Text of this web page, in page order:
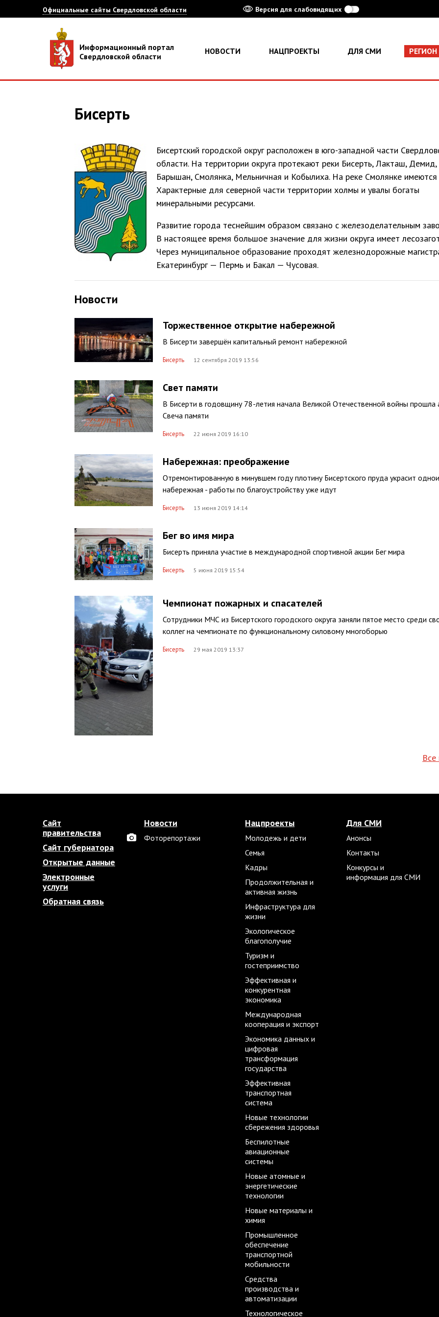
Официальные сайты Свердловской области Версия для слабовидящих
Информационный портал
Свердловской области
НОВОСТИ НАЦПРОЕКТЫ ДЛЯ СМИ РЕГИОН
Бисерть
Бисертский городской округ расположен в юго-западной части
области. На территории округа протекают реки Бисерть, Лакташ, Демид,
Барышан, Смолянка, Мельничная и Кобылиха. На реке Смолянке имеются
Характерные для северной части территории холмы и увалы богаты
минеральными ресурсами.
Развитие города теснейшим образом связано с железоделательным
В настоящее время большое значение для жизни округа имеет
Через муниципальное образование проходят железнодорожные
Екатеринбург — Пермь и Бакал — Чусовая.
Новости
Торжественное открытие набережной
В Бисерти завершён капитальный ремонт набережной
Бисерть 12 сентября 2019 13:56
Свет памяти
В Бисерти в годовщину 78-летия начала Великой Отечественной войны прошла
Свеча памяти
Бисерть 22 июня 2019 16:10
Набережная: преображение
Отремонтированную в минувшем году плотину Бисертского пруда украсит
набережная - работы по благоустройству уже идут
Бисерть 13 июня 2019 14:14
Бег во имя мира
Бисерть приняла участие в международной спортивной акции Бег мира
Бисерть 5 июня 2019 15:54
Чемпионат пожарных и спасателей
Сотрудники МЧС из Бисертского городского округа заняли пятое место среди
коллег на чемпионате по функциональному силовому многоборью
Бисерть 29 мая 2019 13:37
Все
Сайт
правительства
Сайт губернатора
Открытые данные
Электронные
услуги
Обратная связь
Новости
Фоторепортажи
Нацпроекты
Молодежь и дети
Семья
Кадры
Продолжительная и
активная жизнь
Инфраструктура для
жизни
Экологическое
благополучие
Туризм и
гостеприимство
Эффективная и
конкурентная
экономика
Международная
кооперация и экспорт
Экономика данных и
цифровая
трансформация
государства
Эффективная
транспортная
система
Новые технологии
сбережения здоровья
Беспилотные
авиационные
системы
Новые атомные и
энергетические
технологии
Новые материалы и
химия
Промышленное
обеспечение
транспортной
мобильности
Средства
производства и
автоматизации
Технологическое
Для СМИ
Анонсы
Контакты
Конкурсы и
информация для СМИ